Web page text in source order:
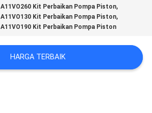
A11VO260 Kit Perbaikan Pompa Piston,
A11VO130 Kit Perbaikan Pompa Piston,
A11VO190 Kit Perbaikan Pompa Piston
HARGA TERBAIK